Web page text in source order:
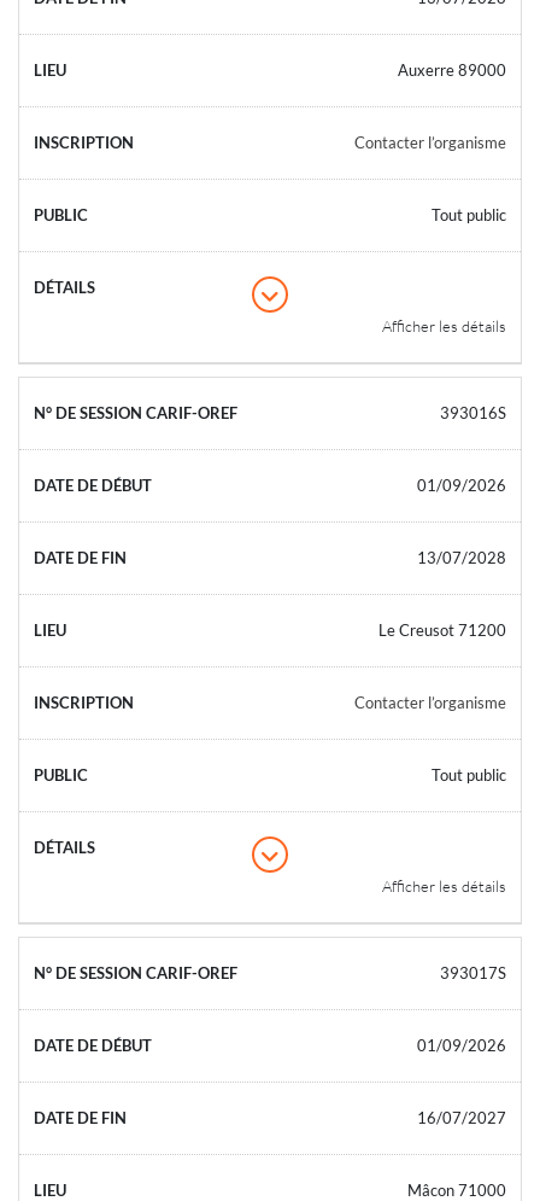
Auxerre 89000
Contacter l’organisme
Tout public
Afficher les détails
393016S
01/09/2026
13/07/2028
Le Creusot 71200
Contacter l’organisme
Tout public
Afficher les détails
393017S
01/09/2026
16/07/2027
Mâcon 71000